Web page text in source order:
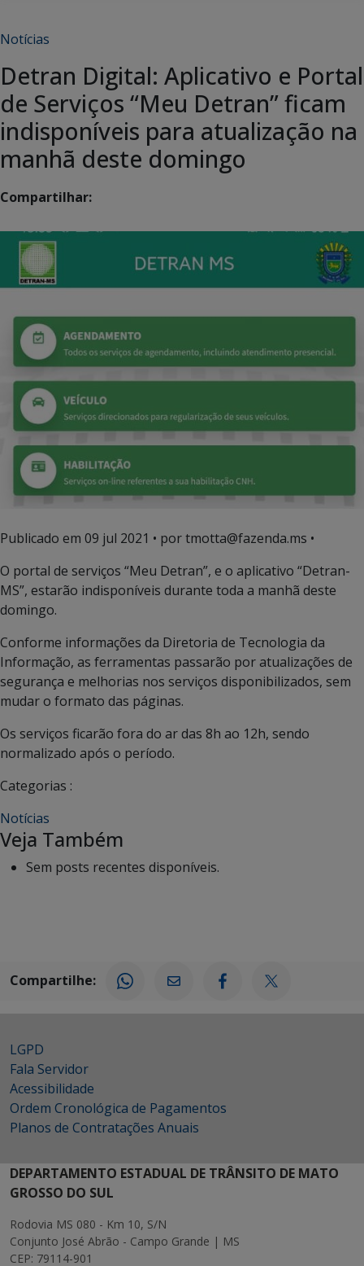
Notícias
Detran Digital: Aplicativo e Portal
de Serviços “Meu Detran” ficam
indisponíveis para atualização na
manhã deste domingo
Compartilhar:
Publicado em 09 jul 2021 • por tmotta@fazenda.ms •
O portal de serviços “Meu Detran”, e o aplicativo “Detran-
MS”, estarão indisponíveis durante toda a manhã deste
domingo.
Conforme informações da Diretoria de Tecnologia da
Informação, as ferramentas passarão por atualizações de
segurança e melhorias nos serviços disponibilizados, sem
mudar o formato das páginas.
Os serviços ficarão fora do ar das 8h ao 12h, sendo
normalizado após o período.
Categorias :
Notícias
Veja Também
Sem posts recentes disponíveis.
Compartilhe:
LGPD
Fala Servidor
Acessibilidade
Ordem Cronológica de Pagamentos
Planos de Contratações Anuais
DEPARTAMENTO ESTADUAL DE TRÂNSITO DE MATO
GROSSO DO SUL
Rodovia MS 080 - Km 10, S/N
Conjunto José Abrão - Campo Grande | MS
CEP: 79114-901